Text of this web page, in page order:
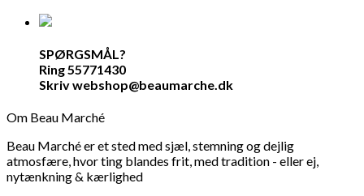
SPØRGSMÅL?
Ring 55771430
Skriv webshop@beaumarche.dk
Om Beau Marché
Beau Marché er et sted med sjæl, stemning og dejlig
atmosfære, hvor ting blandes frit, med tradition - eller ej,
nytænkning & kærlighed